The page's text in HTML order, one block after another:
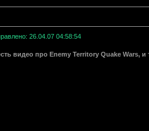
26.04.07 04:58:54
видео про Enemy Territory Quake Wars, и